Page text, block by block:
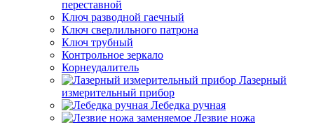
переставной
Ключ разводной гаечный
Ключ сверлильного патрона
Ключ трубный
Контрольное зеркало
Корнеудалитель
Лазерный
измерительный прибор
Лебедка ручная
Лезвие ножа